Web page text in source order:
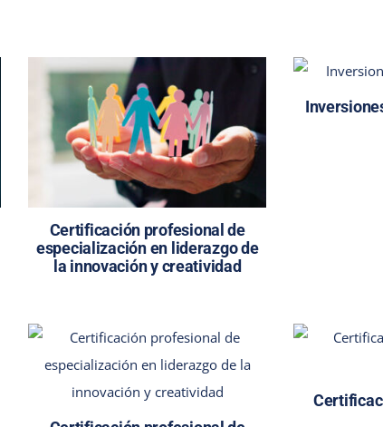
Certificación profesional de
especialización en liderazgo de
la innovación y creatividad